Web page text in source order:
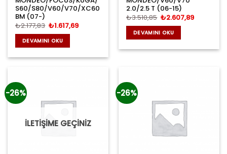
S60/S80/V60/V70/XC60
BM (07-)
₺2.177,83 Orijinal
fiyat:
₺2.177,83.
₺1.617,69Şu
DEVAMINI OKU
2.0/2.5 T (06-15)
₺3.510,85 Orijinal
fiyat:
₺3.510,85.
₺2.607,89Şu
DEVAMINI OKU
-26%
İLETİŞİME GEÇİNİZ
-26%